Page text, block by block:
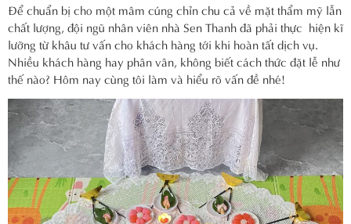
Để chuẩn bị cho một mâm cúng chỉn chu cả về mặt thẩm mỹ lẫn
chất lượng, đội ngũ nhân viên nhà Sen Thanh đã phải thực hiện kĩ
lưỡng từ khâu tư vấn cho khách hàng tới khi hoàn tất dịch vụ.
Nhiều khách hàng hay phân vân, không biết cách thức đặt lễ như
thế nào? Hôm nay cùng tôi làm và hiểu rõ vấn đề nhé!